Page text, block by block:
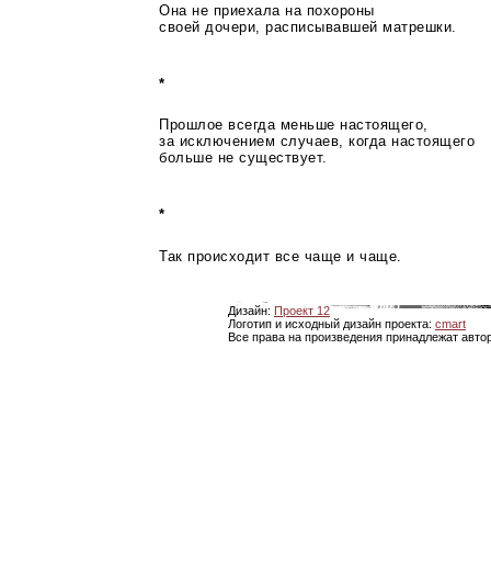
Она не приехала на похороны
своей дочери, расписывавшей матрешки.
*
Прошлое всегда меньше настоящего,
за исключением случаев, когда настоящего
больше не существует.
*
Так происходит все чаще и чаще.
Дизайн: Проект 12
Логотип и исходный дизайн проекта: cmart
Все права на произведения принадлежат